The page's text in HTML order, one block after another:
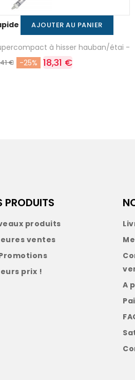
AJOUTER AU PANIER
à hisser hauban/étai -
€ -25% 18,31 €
PRODUITS
produits
ventes
prix !
A